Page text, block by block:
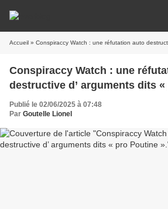
Accueil » Conspiraccy Watch : une réfutation auto destructive
Conspiraccy Watch : une
destructive d’ arguments dits
Publié le 02/06/2025 à 07:48
Par Goutelle Lionel